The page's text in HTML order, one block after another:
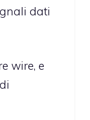
dati
wire, e